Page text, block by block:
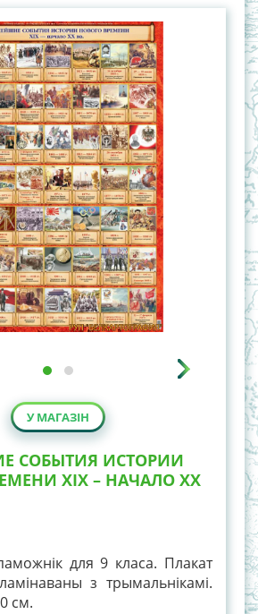
У МАГАЗІН
СОБЫТИЯ ИСТОРИИ
XIХ – НАЧАЛО XХ
для 9 класа. Плакат
з трымальнікамі.
см.